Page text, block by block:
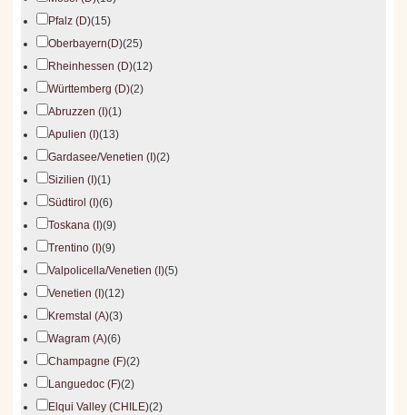
Pfalz (D)(15)
Oberbayern(D)(25)
Rheinhessen (D)(12)
Württemberg (D)(2)
Abruzzen (I)(1)
Apulien (I)(13)
Gardasee/Venetien (I)(2)
Sizilien (I)(1)
Südtirol (I)(6)
Toskana (I)(9)
Trentino (I)(9)
Valpolicella/Venetien (I)(5)
Venetien (I)(12)
Kremstal (A)(3)
Wagram (A)(6)
Champagne (F)(2)
Languedoc (F)(2)
Elqui Valley (CHILE)(2)